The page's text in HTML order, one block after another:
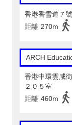
香港香雪道７號
距離 270m
ARCH
香港中環雲咸
２０５室
距離 460m